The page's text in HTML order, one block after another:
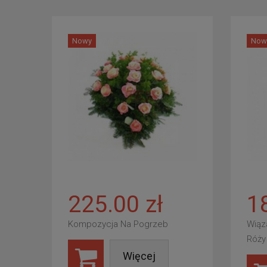
Nowy
225.00 zł
Kompozycja Na Pogrzeb
Więcej
Róży